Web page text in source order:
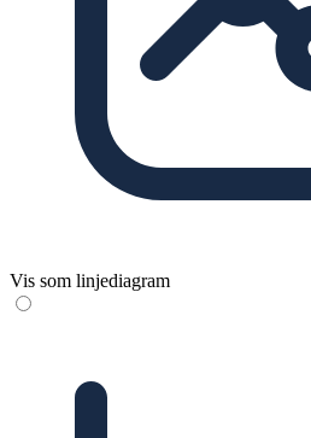
Vis som linjediagram